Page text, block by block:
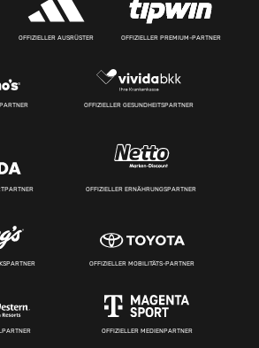
OFFIZIELLER AUSRÜSTER OFFIZIELLER PREMIUM-PARTNER
OFFIZIELLER GESUNDHEITSPARTNER
OFFIZIELLER ERNÄHRUNGSPARTNER
OFFIZIELLER MOBILITÄTS-PARTNER
OFFIZIELLER MEDIENPARTNER